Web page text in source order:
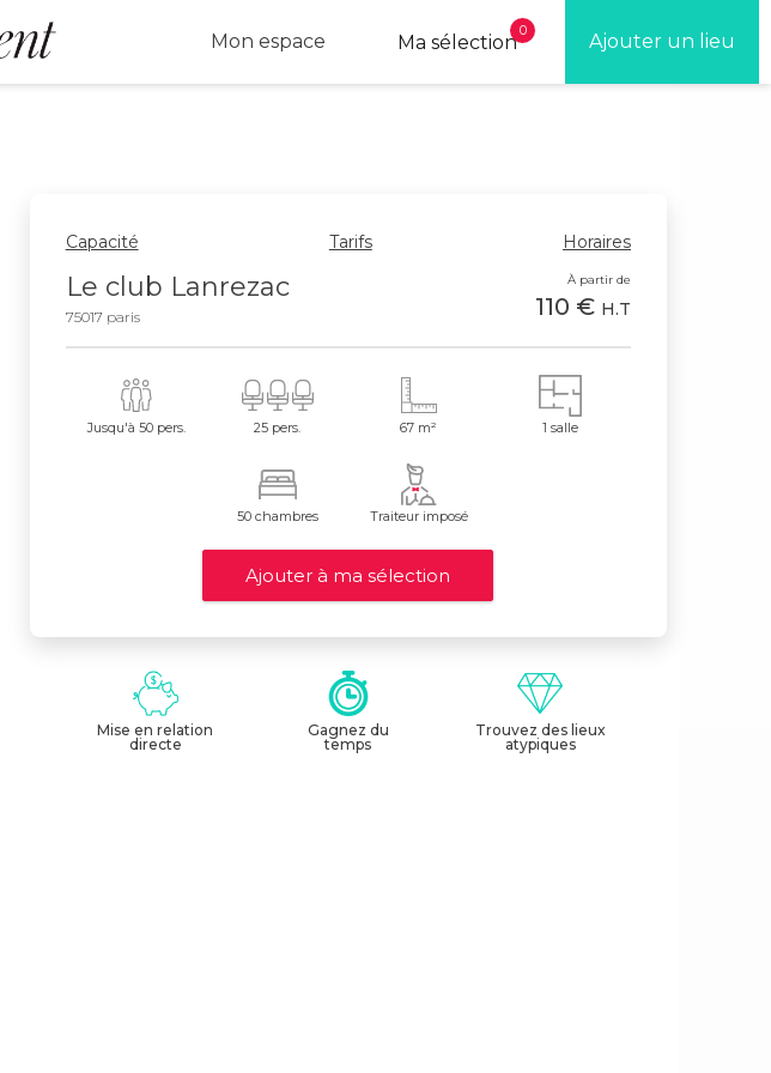
Ajouter un lieu
Ma sélection
0
Mon espace
Capacité Tarifs Horaires
Le club Lanrezac
75017 paris
À partir de
110 € H.T
Jusqu'à 50 pers. 25 pers. 67 m² 1 salle
50 chambres Traiteur imposé
Mise en relation
directe
Gagnez du
temps
Trouvez des lieux
atypiques